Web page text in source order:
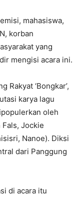
mahasiswa,
korban
yang
mengisi acara ini.
Rakyat ‘Bongkar’,
karya lagu
oleh
Jockie
Nanoe). Diksi
dari Panggung
di acara itu